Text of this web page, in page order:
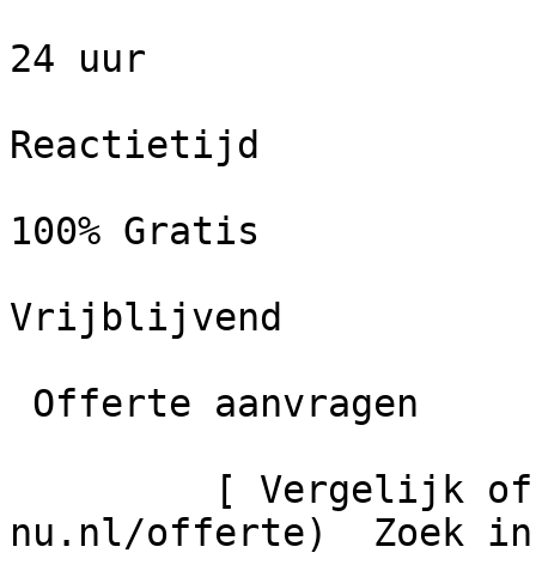
24 uur
Reactietijd
100% Gratis
Vrijblijvend
nu.nl/offerte)  Zoek